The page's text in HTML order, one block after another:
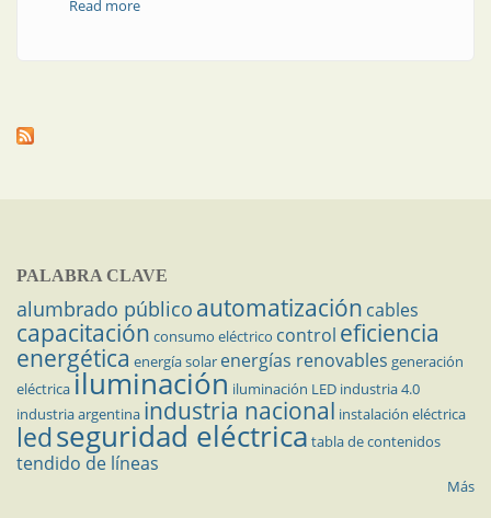
Read moreabout Iluminación | Nueva lámpara led
PALABRA CLAVE
alumbrado público automatización cables
capacitación consumo eléctrico control eficiencia
energética energía solar energías renovables generación
eléctricailuminación iluminación LED industria 4.0
industria argentina industria nacional instalación eléctrica
ledseguridad eléctrica tabla de contenidos
tendido de líneas
Más